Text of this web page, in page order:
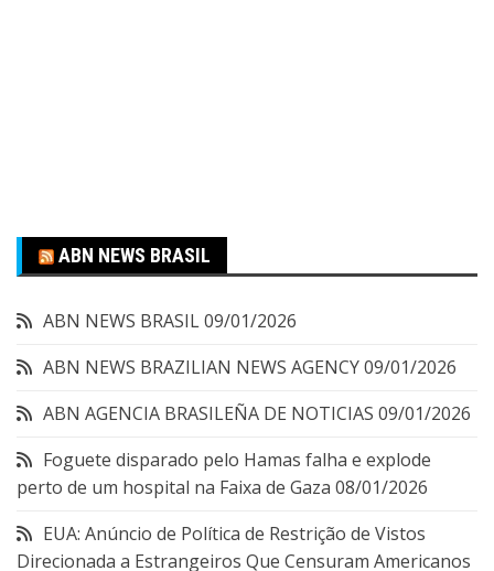
ABN NEWS BRASIL
ABN NEWS BRASIL09/01/2026
ABN NEWS BRAZILIAN NEWS AGENCY09/01/2026
ABN AGENCIA BRASILEÑA DE NOTICIAS 09/01/2026
Foguete disparado pelo Hamas falha e explode
perto de um hospital na Faixa de Gaza 08/01/2026
EUA: Anúncio de Política de Restrição de Vistos
Direcionada a Estrangeiros Que Censuram Americanos